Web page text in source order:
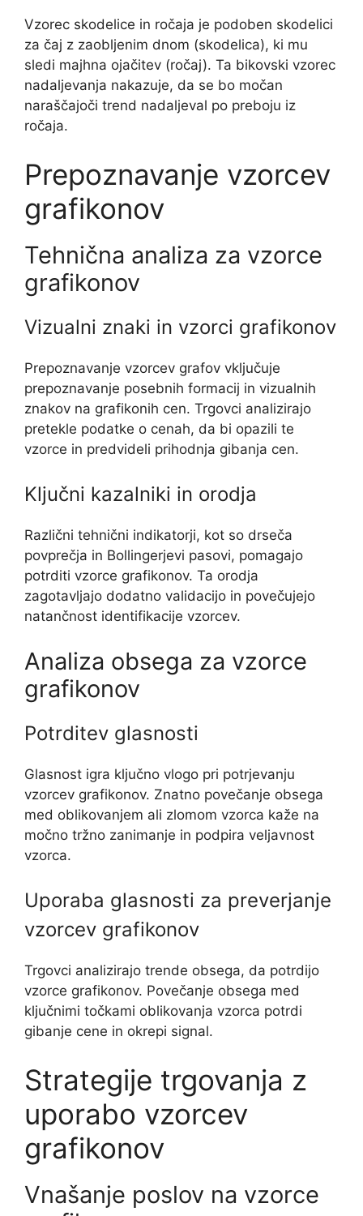
Vzorec skodelice in ročaja je podoben skodelici
za čaj z zaobljenim dnom (skodelica), ki mu
sledi majhna ojačitev (ročaj). Ta bikovski vzorec
nadaljevanja nakazuje, da se bo močan
naraščajoči trend nadaljeval po preboju iz
ročaja.
Prepoznavanje vzorcev
grafikonov
Tehnična analiza za vzorce
grafikonov
Vizualni znaki in vzorci grafikonov
Prepoznavanje vzorcev grafov vključuje
prepoznavanje posebnih formacij in vizualnih
znakov na grafikonih cen. Trgovci analizirajo
pretekle podatke o cenah, da bi opazili te
vzorce in predvideli prihodnja gibanja cen.
Ključni kazalniki in orodja
Različni tehnični indikatorji, kot so drseča
povprečja in Bollingerjevi pasovi, pomagajo
potrditi vzorce grafikonov. Ta orodja
zagotavljajo dodatno validacijo in povečujejo
natančnost identifikacije vzorcev.
Analiza obsega za vzorce
grafikonov
Potrditev glasnosti
Glasnost igra ključno vlogo pri potrjevanju
vzorcev grafikonov. Znatno povečanje obsega
med oblikovanjem ali zlomom vzorca kaže na
močno tržno zanimanje in podpira veljavnost
vzorca.
Uporaba glasnosti za preverjanje
vzorcev grafikonov
Trgovci analizirajo trende obsega, da potrdijo
vzorce grafikonov. Povečanje obsega med
ključnimi točkami oblikovanja vzorca potrdi
gibanje cene in okrepi signal.
Strategije trgovanja z
uporabo vzorcev
grafikonov
Vnašanje poslov na vzorce